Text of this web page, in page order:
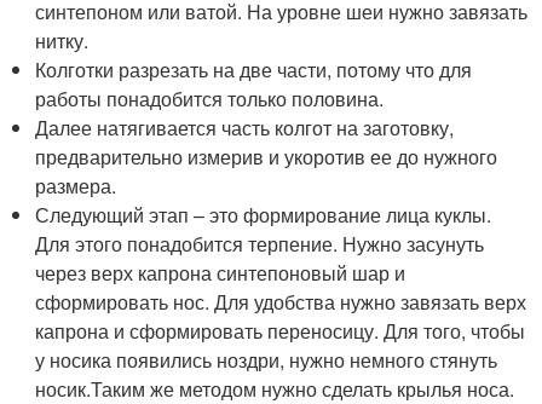
синтепоном или ватой. На уровне шеи нужно завязать
нитку.
Колготки разрезать на две части, потому что для
работы понадобится только половина.
Далее натягивается часть колгот на заготовку,
предварительно измерив и укоротив ее до нужного
размера.
Следующий этап – это формирование лица куклы.
Для этого понадобится терпение. Нужно засунуть
через верх капрона синтепоновый шар и
сформировать нос. Для удобства нужно завязать верх
капрона и сформировать переносицу. Для того, чтобы
у носика появились ноздри, нужно немного стянуть
носик.Таким же методом нужно сделать крылья носа.